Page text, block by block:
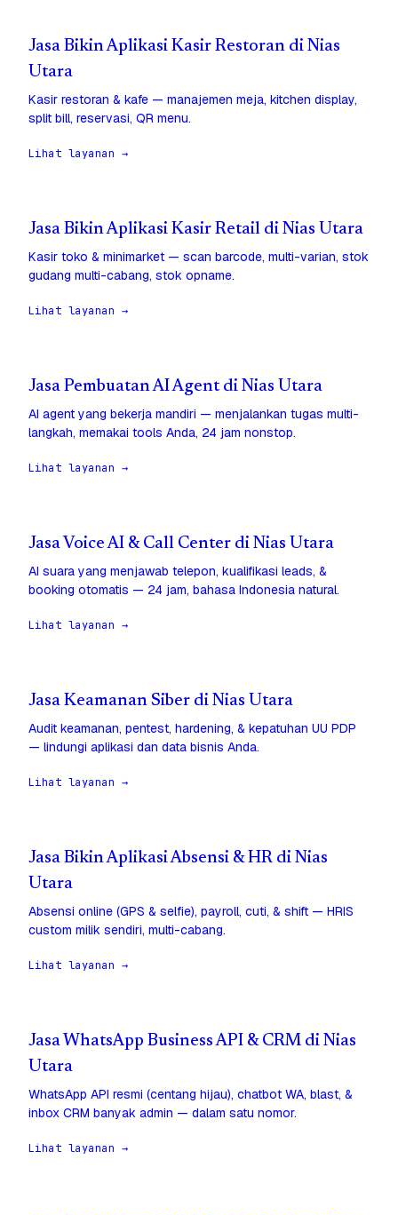
Jasa Bikin Aplikasi Kasir Restoran di Nias
Utara
Kasir restoran & kafe — manajemen meja, kitchen display,
split bill, reservasi, QR menu.
Lihat layanan →
Jasa Bikin Aplikasi Kasir Retail di Nias Utara
Kasir toko & minimarket — scan barcode, multi-varian, stok
gudang multi-cabang, stok opname.
Lihat layanan →
Jasa Pembuatan AI Agent di Nias Utara
AI agent yang bekerja mandiri — menjalankan tugas multi-
langkah, memakai tools Anda, 24 jam nonstop.
Lihat layanan →
Jasa Voice AI & Call Center di Nias Utara
AI suara yang menjawab telepon, kualifikasi leads, &
booking otomatis — 24 jam, bahasa Indonesia natural.
Lihat layanan →
Jasa Keamanan Siber di Nias Utara
Audit keamanan, pentest, hardening, & kepatuhan UU PDP
— lindungi aplikasi dan data bisnis Anda.
Lihat layanan →
Jasa Bikin Aplikasi Absensi & HR di Nias
Utara
Absensi online (GPS & selfie), payroll, cuti, & shift — HRIS
custom milik sendiri, multi-cabang.
Lihat layanan →
Jasa WhatsApp Business API & CRM di Nias
Utara
WhatsApp API resmi (centang hijau), chatbot WA, blast, &
inbox CRM banyak admin — dalam satu nomor.
Lihat layanan →